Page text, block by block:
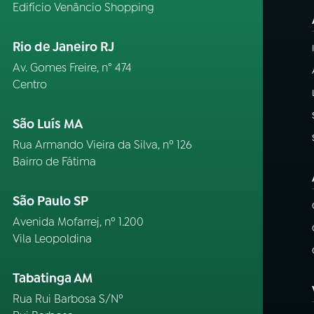
Edifício Venâncio Shopping
Rio de Janeiro RJ
Av. Gomes Freire, n° 474
Centro
São Luís MA
Rua Armando Vieira da Silva, nº 126
Bairro de Fátima
São Paulo SP
Avenida Mofarrej, nº 1.200
Vila Leopoldina
Tabatinga AM
Rua Rui Barbosa S/Nº